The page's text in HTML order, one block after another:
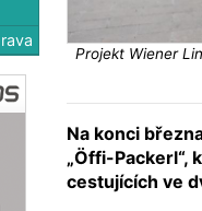
Projekt Wiener
Na konci
„Öffi-Packerl“,
cestujících ve